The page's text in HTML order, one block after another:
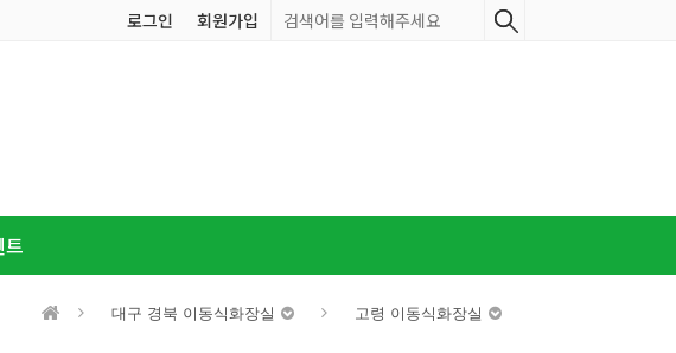
로그인 회원가입
트
대구 경북 이동식화장실 고령 이동식화장실